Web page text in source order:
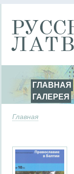
ГЛАВНАЯ
ГАЛЕРЕЯ
Главная